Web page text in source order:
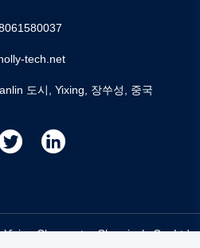
tech.net
도시, Yixing, 장쑤성, 중국
述
Cleanwater Chemicals Co.,Ltd..